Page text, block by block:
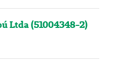
Ltda (51004348-2)